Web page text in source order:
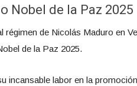
Nobel de la Paz 2025
régimen de Nicolás Maduro en
de la Paz 2025.
incansable labor en la